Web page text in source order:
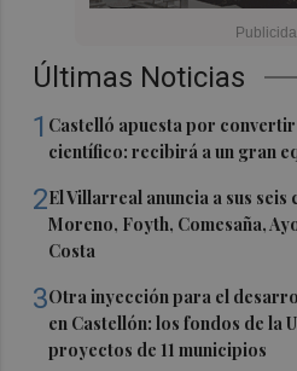
Últimas Noticias
1 Castelló apuesta por
científico: recibirá a un gran
2El Villarreal anuncia a sus
Moreno, Foyth, Comesaña,
Costa
3Otra inyección para el
en Castellón: los fondos de la
proyectos de 11 municipios